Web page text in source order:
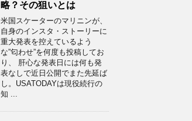
略？その狙いとは
米国スケーターのマリニンが、
自身のインスタ・ストーリーに
重大発表を控えているよう
な”匂わせ”を何度も投稿してお
り、 肝心な発表日には何も発
表なしで近日公開でまた先延ば
し。USATODAYは現役続行の
知 ...